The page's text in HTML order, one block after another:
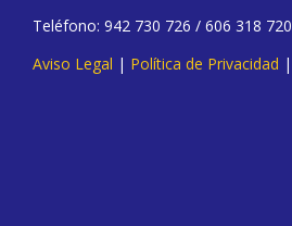
Teléfono: 942 730 726 / 606 318 720
Aviso Legal | Política de Privacidad |